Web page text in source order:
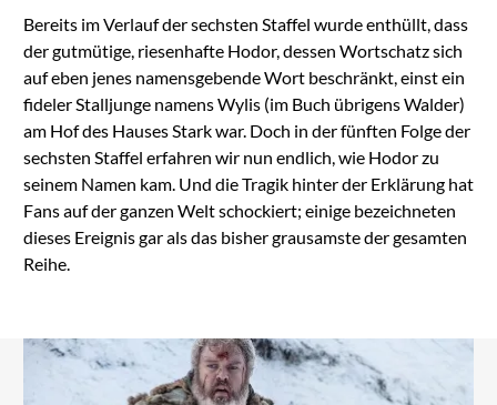
Bereits im Verlauf der sechsten Staffel wurde enthüllt, dass
der gutmütige, riesenhafte Hodor, dessen Wortschatz sich
auf eben jenes namensgebende Wort beschränkt, einst ein
fideler Stalljunge namens Wylis (im Buch übrigens Walder)
am Hof des Hauses Stark war. Doch in der fünften Folge der
sechsten Staffel erfahren wir nun endlich, wie Hodor zu
seinem Namen kam. Und die Tragik hinter der Erklärung hat
Fans auf der ganzen Welt schockiert; einige bezeichneten
dieses Ereignis gar als das bisher grausamste der gesamten
Reihe.